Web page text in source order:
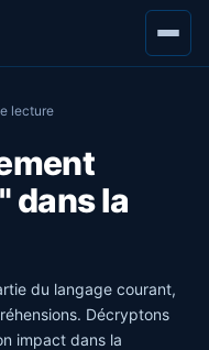
lecture
dans la
du langage courant,
Décryptons
impact dans la